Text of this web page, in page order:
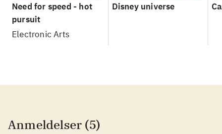
Need for speed - hot
pursuit
Electronic Arts
Disney universe
Anmeldelser (5)